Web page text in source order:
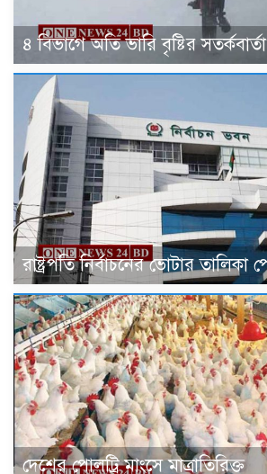
৪ বিভাগে অতি ভারি বৃষ্টির সতর্কবার্তা
রাষ্ট্রপতি নির্বাচনের ভোটার তালিকা
দেশের পোলট্রি মাংসে মাত্রাতিরিক্ত